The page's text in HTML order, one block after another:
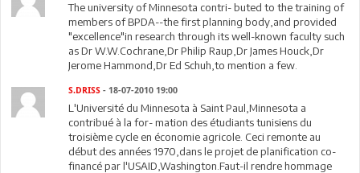
The university of Minnesota contri- buted to the training of
members of BPDA--the first planning body,and provided
"excellence"in research through its well-known faculty such
as Dr W.W.Cochrane,Dr Philip Raup,Dr James Houck,Dr
Jerome Hammond,Dr Ed Schuh,to mention a few.
S.DRISS - 18-07-2010 19:00
L'Université du Minnesota à Saint Paul,Minnesota a
contribué à la for- mation des étudiants tunisiens du
troisième cycle en économie agricole. Ceci remonte au
début des années 1970,dans le projet de planification co-
financé par l'USAID,Washington.Faut-il rendre hommage